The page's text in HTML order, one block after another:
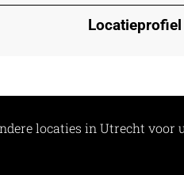
Locatieprofiel
locaties in Utrecht voor